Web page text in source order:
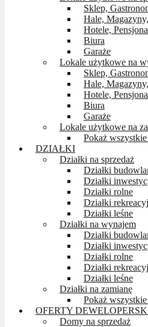
Sklep,
Hale,
Hotele,
Biura
Garaże
Lokale użytkowe na
Sklep,
Hale,
Hotele,
Biura
Garaże
Lokale użytkowe na
Pokaż
DZIAŁKI
Działki na sprzedaż
Działki
Działki
Działki rolne
Działki
Działki leśne
Działki na wynajem
Działki
Działki
Działki rolne
Działki
Działki leśne
Działki na zamianę
Pokaż
OFERTY
Domy na sprzedaż